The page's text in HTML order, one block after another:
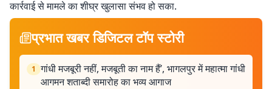
कार्रवाई से मामले का शीघ्र खुलासा संभव हो सका.
प्रभात खबर डिजिटल टॉप स्टोरी
1 गांधी मजबूरी नहीं, मजबूती का नाम हैं’, भागलपुर में महात्मा गांधी
आगमन शताब्दी समारोह का भव्य आगाज